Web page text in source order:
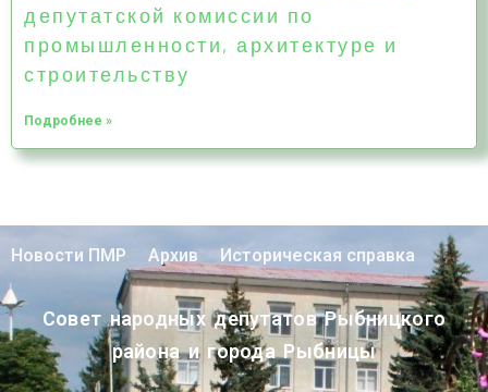
депутатской комиссии по
промышленности, архитектуре и
строительству
Подробнее »
Новости ПМР Архив Историческая справка
Совет народных депутатов Рыбницкого
района и города Рыбницы